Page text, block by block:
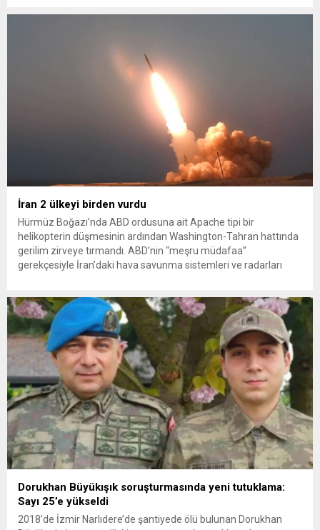
İran 2 ülkeyi birden vurdu
Hürmüz Boğazı’nda ABD ordusuna ait Apache tipi bir
helikopterin düşmesinin ardından Washington-Tahran hattında
gerilim zirveye tırmandı. ABD’nin “meşru müdafaa”
gerekçesiyle İran’daki hava savunma sistemleri ve radarları
yeni bir ABD saldırısına anında yanıt verileceğini duyurdu....
Dorukhan Büyükışık soruşturmasında yeni tutuklama:
Sayı 25’e yükseldi
2018’de İzmir Narlıdere’de şantiyede ölü bulunan Dorukhan